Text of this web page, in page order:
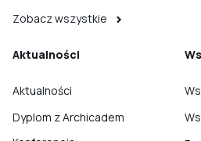
Zobacz wszystkie
Aktualności
Aktualności
Dyplom z Archicadem